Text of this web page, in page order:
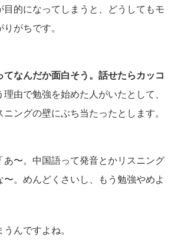
目的になってしまうと、どうしてもモ
がちです。
てなんだか面白そう。話せたらカッコ
理由で勉強を始めた人がいたとして、
ングの壁にぶち当たったとします。
あ〜。中国語って発音とかリスニング
〜。めんどくさいし、もう勉強やめよ
んですよね。